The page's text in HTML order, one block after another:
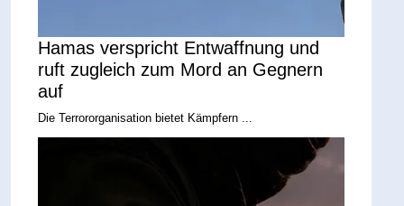
Hamas verspricht Entwaffnung und
ruft zugleich zum Mord an Gegnern
auf
Die Terrororganisation bietet Kämpfern ...